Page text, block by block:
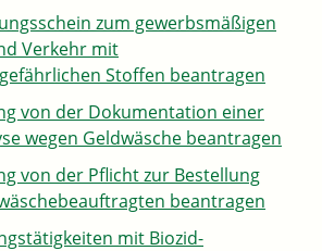
zum gewerbsmäßigen
Verkehr mit
Stoffen beantragen
von der Dokumentation einer
wegen Geldwäsche beantragen
von der Pflicht zur Bestellung
beantragen
mit Biozid-